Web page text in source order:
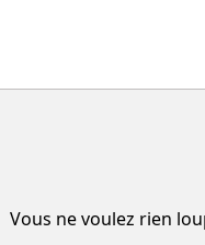
Vous ne voulez rien